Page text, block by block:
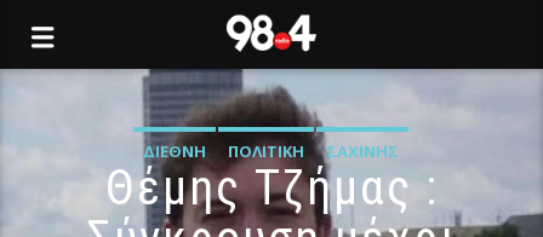
ΔΙΕΘΝΉ ΠΟΛΙΤΙΚΉ ΣΑΧΊΝΗΣ
Θέμης Τζήμας :